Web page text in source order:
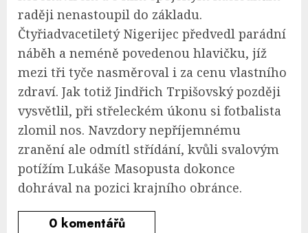
raději nenastoupil do základu.
Čtyřiadvacetiletý Nigerijec předvedl parádní
náběh a neméně povedenou hlavičku, jíž
mezi tři tyče nasměroval i za cenu vlastního
zdraví. Jak totiž Jindřich Trpišovský později
vysvětlil, při střeleckém úkonu si fotbalista
zlomil nos. Navzdory nepříjemnému
zranění ale odmítl střídání, kvůli svalovým
potížím Lukáše Masopusta dokonce
dohrával na pozici krajního obránce.
0 komentářů